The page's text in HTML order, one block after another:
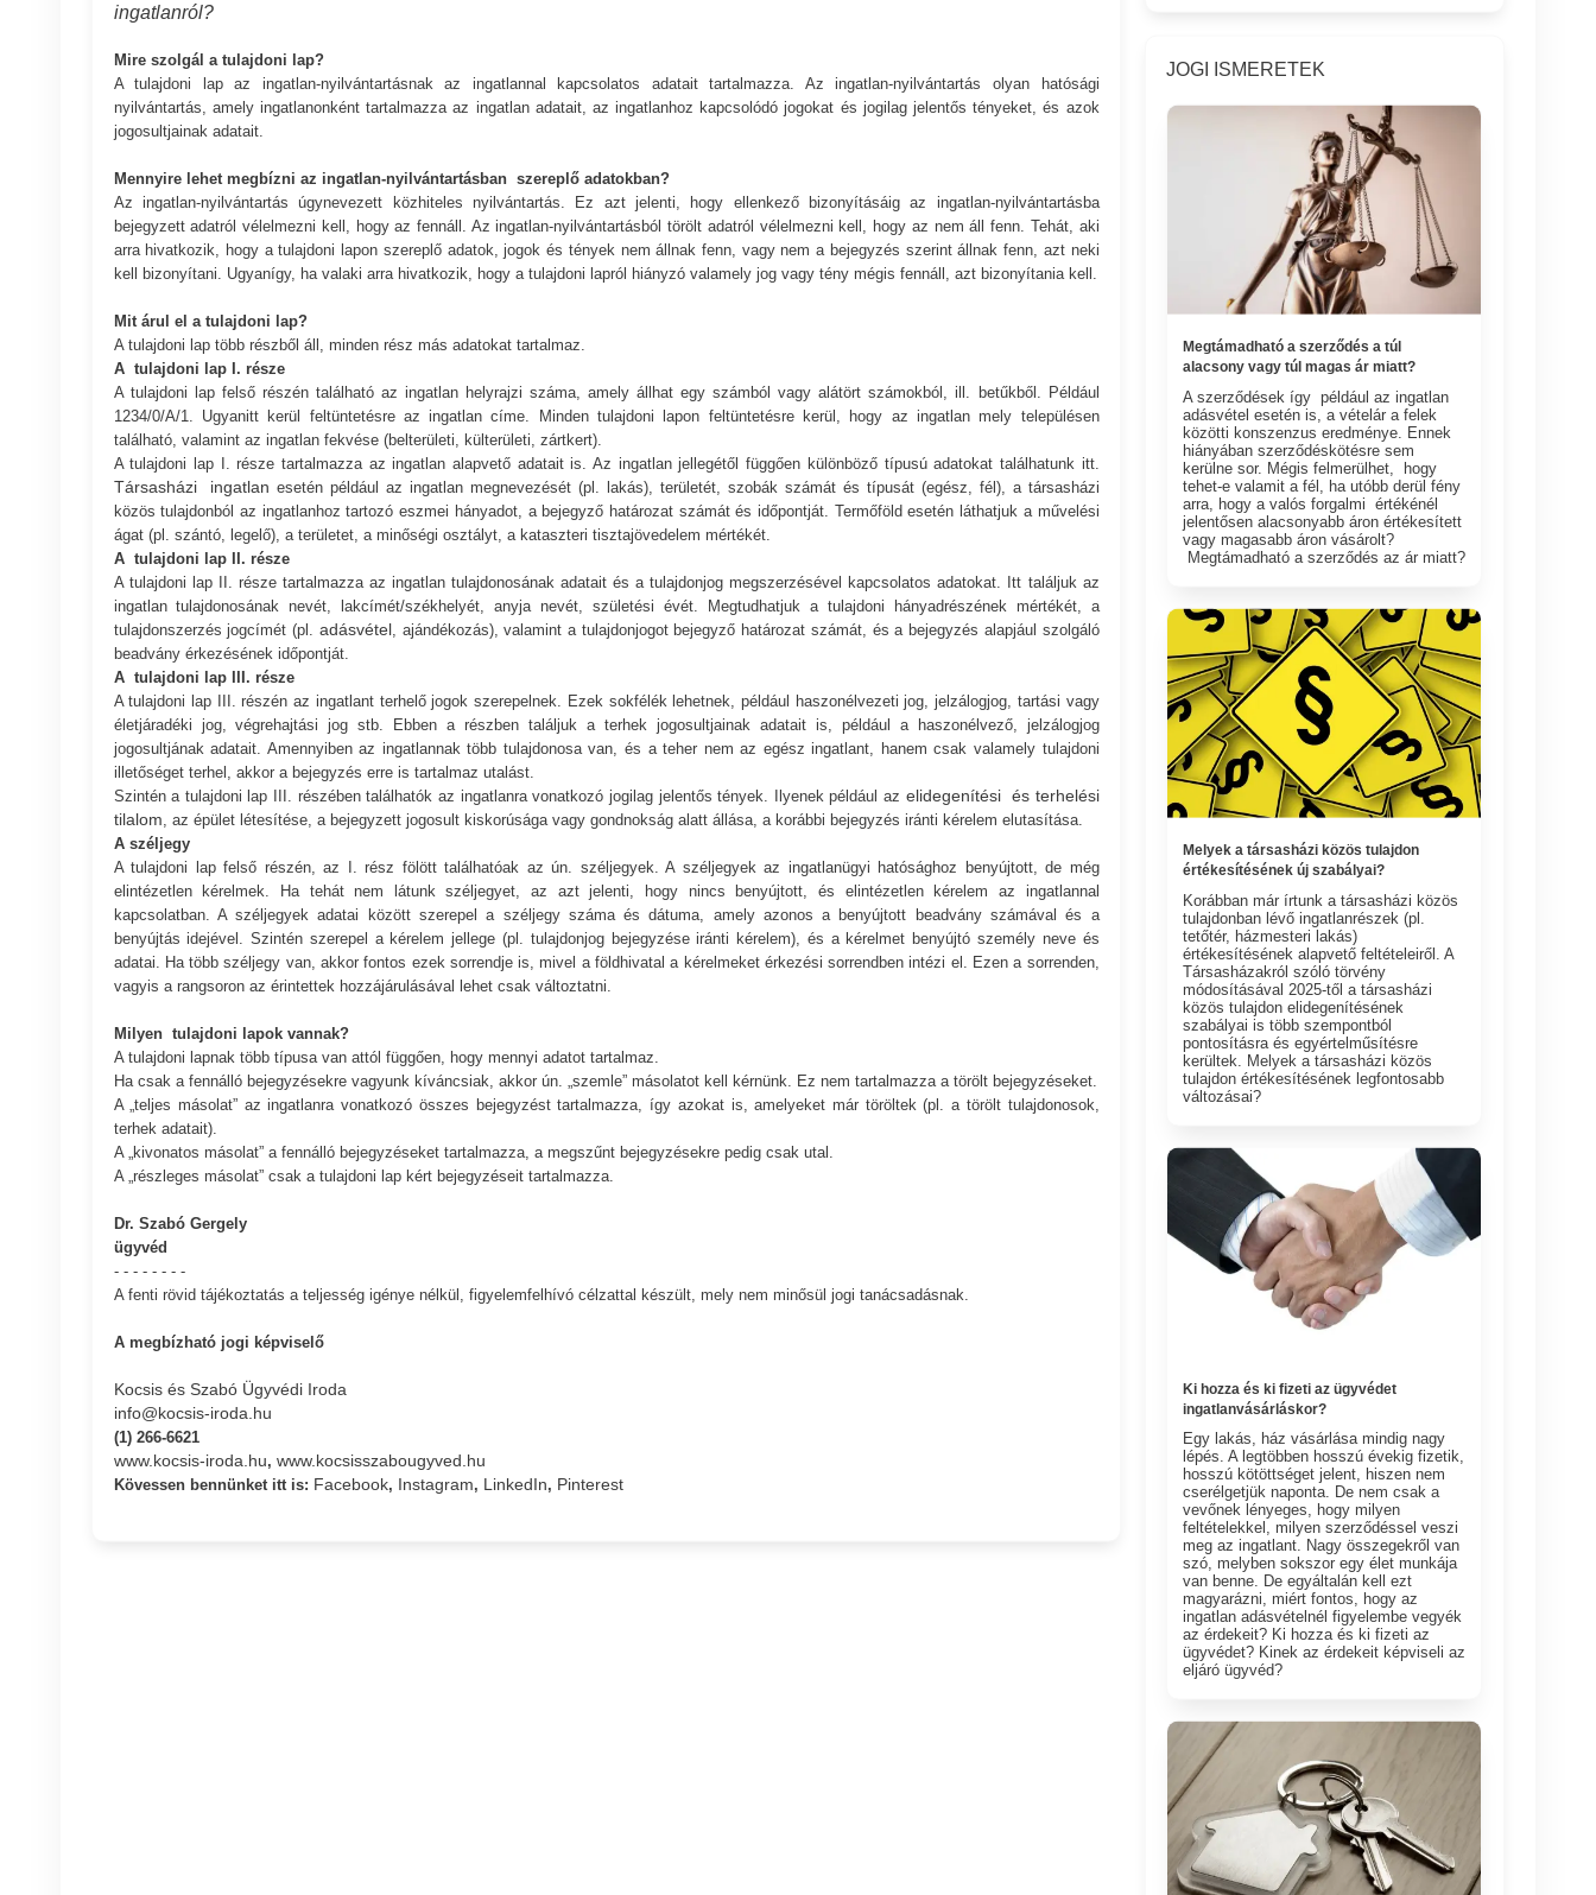
ingatlanról?
Mire szolgál a tulajdoni lap?
A tulajdoni lap az ingatlan-nyilvántartásnak az ingatlannal kapcsolatos adatait tartalmazza. Az ingatlan-nyilvántartás olyan hatósági
nyilvántartás, amely ingatlanonként tartalmazza az ingatlan adatait, az ingatlanhoz kapcsolódó jogokat és jogilag jelentős tényeket, és azok
jogosultjainak adatait.
Mennyire lehet megbízni az ingatlan-nyilvántartásban szereplő adatokban?
Az ingatlan-nyilvántartás úgynevezett közhiteles nyilvántartás. Ez azt jelenti, hogy ellenkező bizonyításáig az ingatlan-nyilvántartásba
bejegyzett adatról vélelmezni kell, hogy az fennáll. Az ingatlan-nyilvántartásból törölt adatról vélelmezni kell, hogy az nem áll fenn. Tehát, aki
arra hivatkozik, hogy a tulajdoni lapon szereplő adatok, jogok és tények nem állnak fenn, vagy nem a bejegyzés szerint állnak fenn, azt neki
kell bizonyítani. Ugyanígy, ha valaki arra hivatkozik, hogy a tulajdoni lapról hiányzó valamely jog vagy tény mégis fennáll, azt bizonyítania kell.
Mit árul el a tulajdoni lap?
A tulajdoni lap több részből áll, minden rész más adatokat tartalmaz.
A tulajdoni lap I. része
A tulajdoni lap felső részén található az ingatlan helyrajzi száma, amely állhat egy számból vagy alátört számokból, ill. betűkből. Például
1234/0/A/1. Ugyanitt kerül feltüntetésre az ingatlan címe. Minden tulajdoni lapon feltüntetésre kerül, hogy az ingatlan mely településen
található, valamint az ingatlan fekvése (belterületi, külterületi, zártkert).
A tulajdoni lap I. része tartalmazza az ingatlan alapvető adatait is. Az ingatlan jellegétől függően különböző típusú adatokat találhatunk itt.
Társasházi ingatlan esetén például az ingatlan megnevezését (pl. lakás), területét, szobák számát és típusát (egész, fél), a társasházi
közös tulajdonból az ingatlanhoz tartozó eszmei hányadot, a bejegyző határozat számát és időpontját. Termőföld esetén láthatjuk a művelési
ágat (pl. szántó, legelő), a területet, a minőségi osztályt, a kataszteri tisztajövedelem mértékét.
A tulajdoni lap II. része
A tulajdoni lap II. része tartalmazza az ingatlan tulajdonosának adatait és a tulajdonjog megszerzésével kapcsolatos adatokat. Itt találjuk az
ingatlan tulajdonosának nevét, lakcímét/székhelyét, anyja nevét, születési évét. Megtudhatjuk a tulajdoni hányadrészének mértékét, a
tulajdonszerzés jogcímét (pl. adásvétel, ajándékozás), valamint a tulajdonjogot bejegyző határozat számát, és a bejegyzés alapjául szolgáló
beadvány érkezésének időpontját.
A tulajdoni lap III. része
A tulajdoni lap III. részén az ingatlant terhelő jogok szerepelnek. Ezek sokfélék lehetnek, például haszonélvezeti jog, jelzálogjog, tartási vagy
életjáradéki jog, végrehajtási jog stb. Ebben a részben találjuk a terhek jogosultjainak adatait is, például a haszonélvező, jelzálogjog
jogosultjának adatait. Amennyiben az ingatlannak több tulajdonosa van, és a teher nem az egész ingatlant, hanem csak valamely tulajdoni
illetőséget terhel, akkor a bejegyzés erre is tartalmaz utalást.
Szintén a tulajdoni lap III. részében találhatók az ingatlanra vonatkozó jogilag jelentős tények. Ilyenek például az elidegenítési és terhelési
tilalom , az épület létesítése, a bejegyzett jogosult kiskorúsága vagy gondnokság alatt állása, a korábbi bejegyzés iránti kérelem elutasítása.
A széljegy
A tulajdoni lap felső részén, az I. rész fölött találhatóak az ún. széljegyek. A széljegyek az ingatlanügyi hatósághoz benyújtott, de még
elintézetlen kérelmek. Ha tehát nem látunk széljegyet, az azt jelenti, hogy nincs benyújtott, és elintézetlen kérelem az ingatlannal
kapcsolatban. A széljegyek adatai között szerepel a széljegy száma és dátuma, amely azonos a benyújtott beadvány számával és a
benyújtás idejével. Szintén szerepel a kérelem jellege (pl. tulajdonjog bejegyzése iránti kérelem), és a kérelmet benyújtó személy neve és
adatai. Ha több széljegy van, akkor fontos ezek sorrendje is, mivel a földhivatal a kérelmeket érkezési sorrendben intézi el. Ezen a sorrenden,
vagyis a rangsoron az érintettek hozzájárulásával lehet csak változtatni.
Milyen tulajdoni lapok vannak?
A tulajdoni lapnak több típusa van attól függően, hogy mennyi adatot tartalmaz.
Ha csak a fennálló bejegyzésekre vagyunk kíváncsiak, akkor ún. „szemle” másolatot kell kérnünk. Ez nem tartalmazza a törölt bejegyzéseket.
A „teljes másolat” az ingatlanra vonatkozó összes bejegyzést tartalmazza, így azokat is, amelyeket már töröltek (pl. a törölt tulajdonosok,
terhek adatait).
A „kivonatos másolat” a fennálló bejegyzéseket tartalmazza, a megszűnt bejegyzésekre pedig csak utal.
A „részleges másolat” csak a tulajdoni lap kért bejegyzéseit tartalmazza.
Dr. Szabó Gergely
ügyvéd
- - - - - - - -
A fenti rövid tájékoztatás a teljesség igénye nélkül, figyelemfelhívó célzattal készült, mely nem minősül jogi tanácsadásnak.
A megbízható jogi képviselő
Kocsis és Szabó Ügyvédi Iroda
info@kocsis-iroda.hu
(1) 266-6621
www.kocsis-iroda.hu, www.kocsisszabougyved.hu
Kövessen bennünket itt is: Facebook, Instagram, LinkedIn, Pinterest
JOGI ISMERETEK
Megtámadható a szerződés a túl
alacsony vagy túl magas ár miatt?
A szerződések így például az ingatlan
adásvétel esetén is, a vételár a felek
közötti konszenzus eredménye. Ennek
hiányában szerződéskötésre sem
kerülne sor. Mégis felmerülhet, hogy
tehet-e valamit a fél, ha utóbb derül fény
arra, hogy a valós forgalmi értékénél
jelentősen alacsonyabb áron értékesített
vagy magasabb áron vásárolt?
Megtámadható a szerződés az ár miatt?
Melyek a társasházi közös tulajdon
értékesítésének új szabályai?
Korábban már írtunk a társasházi közös
tulajdonban lévő ingatlanrészek (pl.
tetőtér, házmesteri lakás)
értékesítésének alapvető feltételeiről. A
Társasházakról szóló törvény
módosításával 2025-től a társasházi
közös tulajdon elidegenítésének
szabályai is több szempontból
pontosításra és egyértelműsítésre
kerültek. Melyek a társasházi közös
tulajdon értékesítésének legfontosabb
változásai?
Ki hozza és ki fizeti az ügyvédet
ingatlanvásárláskor?
Egy lakás, ház vásárlása mindig nagy
lépés. A legtöbben hosszú évekig fizetik,
hosszú kötöttséget jelent, hiszen nem
cserélgetjük naponta. De nem csak a
vevőnek lényeges, hogy milyen
feltételekkel, milyen szerződéssel veszi
meg az ingatlant. Nagy összegekről van
szó, melyben sokszor egy élet munkája
van benne. De egyáltalán kell ezt
magyarázni, miért fontos, hogy az
ingatlan adásvételnél figyelembe vegyék
az érdekeit? Ki hozza és ki fizeti az
ügyvédet? Kinek az érdekeit képviseli az
eljáró ügyvéd?